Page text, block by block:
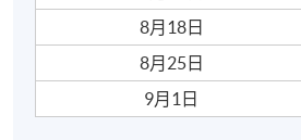
8月18日
8月25日
9月1日